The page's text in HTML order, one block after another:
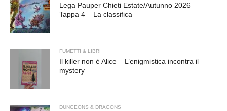
Lega Pauper Chieti Estate/Autunno 2026 –
Tappa 4 – La classifica
FUMETTI & LIBRI
Il killer non è Alice – L’enigmistica incontra il
mystery
DUNGEONS & DRAGONS